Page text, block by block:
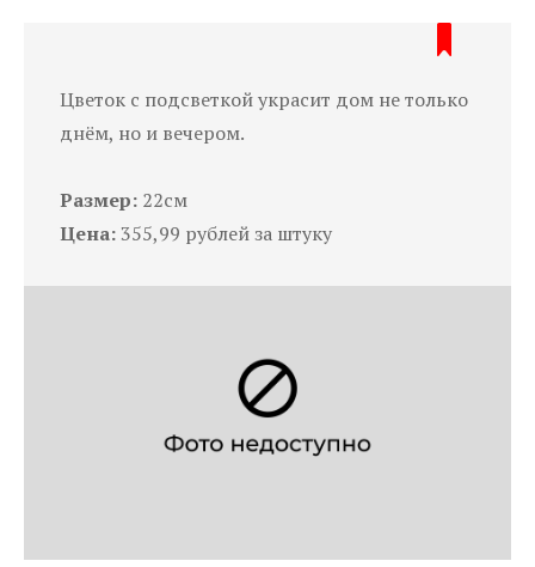
Цветок с подсветкой украсит дом не только
днём, но и вечером.
Размер: 22см
Цена: 355,99 рублей за штуку